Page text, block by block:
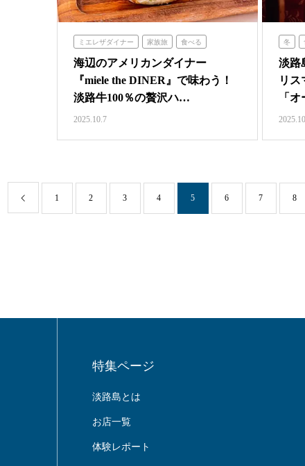
ミエレザダイナー 家族旅 食べる
海辺のアメリカンダイナー
『miele the DINER』で味わう！
淡路牛100％の贅沢ハ…
2025.10.7
冬
淡路
リス
「
特…
1 2 3 4 5 6 7 8
特集ページ
淡路島とは
お店一覧
体験レポート